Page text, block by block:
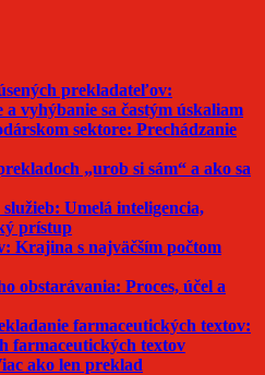
prekladateľov:
vyhýbanie sa častým úskaliam
sektore: Prechádzanie
„urob si sám“ a ako sa
Umelá inteligencia,
prístup
Krajina s najväčším počtom
obstarávania: Proces, účel a
farmaceutických textov:
farmaceutických textov
ako len preklad